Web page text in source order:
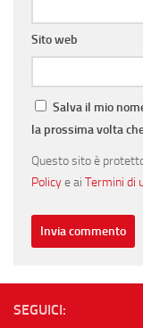
Sito web
Salva il mio
la prossima volta
Questo sito è
Policye ai Termini di
SEGUICI: